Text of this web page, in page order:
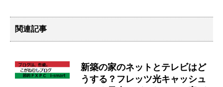
関連記事
新築の家のネットとテレビはど
うする？フレッツ光キャッシュ